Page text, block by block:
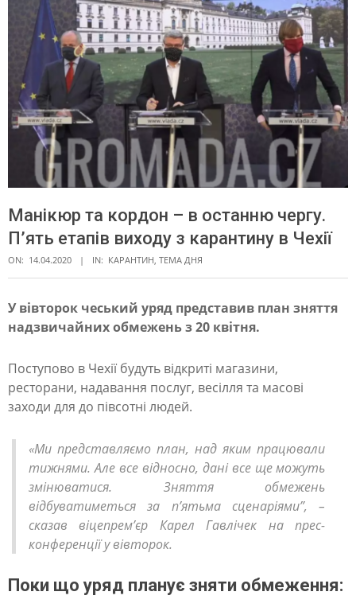
Манікюр та кордон – в останню чергу.
П’ять етапів виходу з карантину в Чехії
ON: 14.04.2020 IN: КАРАНТИН ТЕМА ДНЯ
М
н
і
к
о
У вівторок чеський уряд представив план зняття
надзвичайних обмежень з 20 квітня.
Поступово в Чехії будуть відкриті магазини,
ресторани, надавання послуг, весілля та масові
заходи для до півсотні людей.
«Ми представляємо план, над яким працювали
тижнями. Але все відносно, дані все ще можуть
змінюватися. Зняття обмежень
відбуватиметься за п’ятьма сценаріями”, –
сказав віцепрем’єр Карел Гавлічек на прес-
конференції у вівторок.
Поки що уряд планує зняти обмеження: